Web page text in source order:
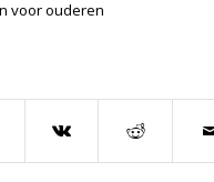
voor ouderen